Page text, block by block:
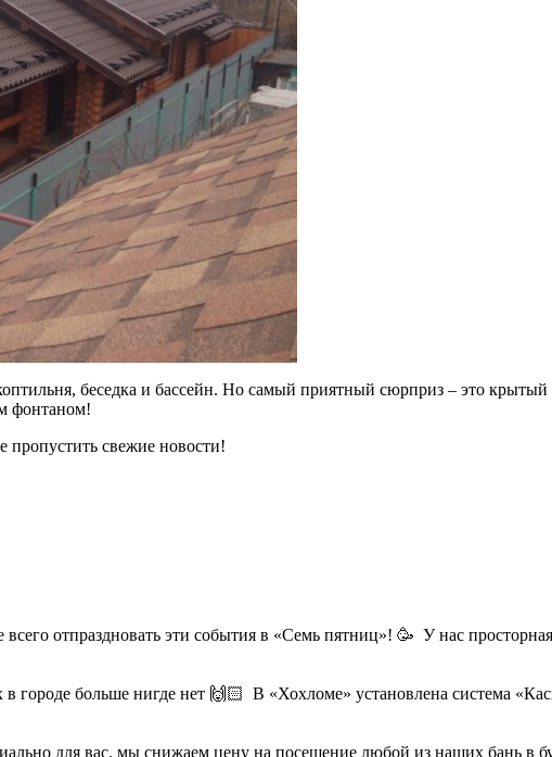
беседка и бассейн. Но самый приятный сюрприз – это
фонтаном!
пропустить свежие новости!
отпраздновать эти события в «Семь пятниц»! 🥳 У нас
городе больше нигде нет 🙌🏻 В «Хохломе» установлена система
для вас, мы снижаем цену на посещение любой из наших бань в